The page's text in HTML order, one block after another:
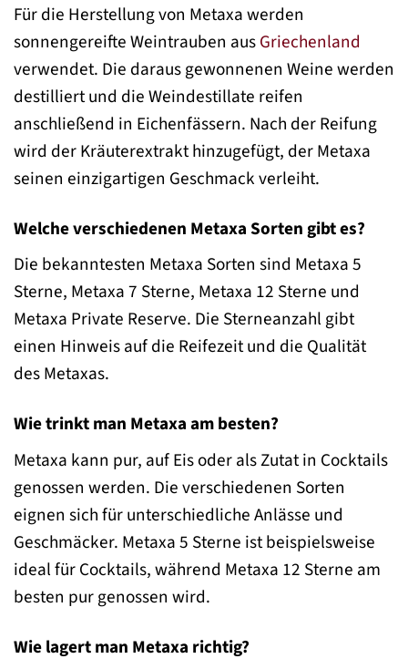
Für die Herstellung von Metaxa werden
sonnengereifte Weintrauben ausGriechenland
verwendet. Die daraus gewonnenen Weine werden
destilliert und die Weindestillate reifen
anschließend in Eichenfässern. Nach der Reifung
wird der Kräuterextrakt hinzugefügt, der Metaxa
seinen einzigartigen Geschmack verleiht.
Welche verschiedenen Metaxa Sorten gibt es?
Die bekanntesten Metaxa Sorten sind Metaxa 5
Sterne, Metaxa 7 Sterne, Metaxa 12 Sterne und
Metaxa Private Reserve. Die Sterneanzahl gibt
einen Hinweis auf die Reifezeit und die Qualität
des Metaxas.
Wie trinkt man Metaxa am besten?
Metaxa kann pur, auf Eis oder als Zutat in Cocktails
genossen werden. Die verschiedenen Sorten
eignen sich für unterschiedliche Anlässe und
Geschmäcker. Metaxa 5 Sterne ist beispielsweise
ideal für Cocktails, während Metaxa 12 Sterne am
besten pur genossen wird.
Wie lagert man Metaxa richtig?